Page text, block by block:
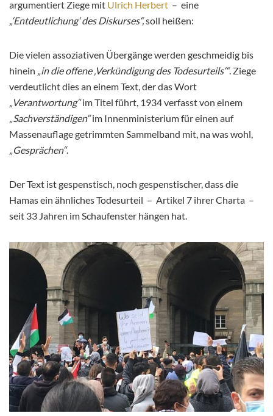
argumentiert Ziege mit Ulrich Herbert – eine
„‘Entdeutlichung‘ des Diskurses“,soll heißen:
Die vielen assoziativen Übergänge werden geschmeidig bis
hinein
„in die offene ‚Verkündigung des Todesurteils‘“. Ziege
verdeutlicht dies an einem Text, der das Wort
„Verantwortung“im Titel führt, 1934 verfasst von einem
„Sachverständigen“im Innenministerium für einen auf
Massenauflage getrimmten Sammelband mit, na was wohl,
„Gesprächen“.
Der Text ist gespenstisch, noch gespenstischer, dass die
Hamas ein ähnliches Todesurteil – Artikel 7 ihrer Charta –
seit 33 Jahren im Schaufenster hängen hat.